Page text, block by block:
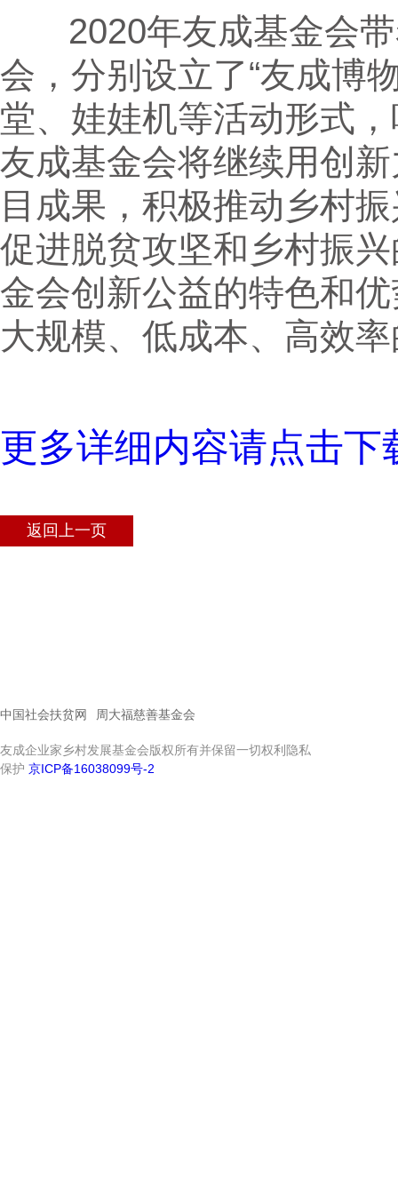
2020年友成基金会带
会，分别设立了“友成博
堂、娃娃机等活动形式
友成基金会将继续用创
目成果，积极推动乡村
促进脱贫攻坚和乡村振
金会创新公益的特色和
大规模、低成本、高效
更多详细内容请点击
返回上一页
中国社会扶贫网 周大福慈善基金会
友成企业家乡村发展基金会版权所有并保留一切权利隐私
保护 京ICP备16038099号-2